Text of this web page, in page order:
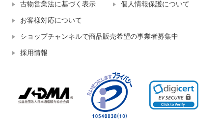
古物営業法に基づく表示 個人情報保護について
お客様対応について
ショップチャンネルで商品販売希望の事業者募集中
採用情報